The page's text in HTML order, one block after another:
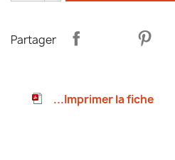
Partager
...Imprimer la fiche